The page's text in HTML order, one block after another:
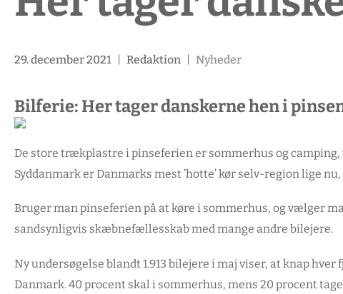
29. december 2021| Redaktion| Nyheder
Bilferie: Her tager danskerne hen i
De store trækplastre i pinseferien er sommerhus og camping,
Syddanmark er Danmarks mest ’hotte’ kør selv-region lige
Bruger man pinseferien på at køre i sommerhus, og vælger
sandsynligvis skæbnefællesskab med mange andre bilejere.
Ny undersøgelse blandt 1.913 bilejere i maj viser, at knap
Danmark. 40 procent skal i sommerhus, mens 20 procent